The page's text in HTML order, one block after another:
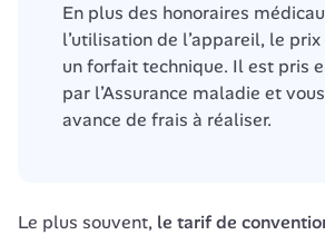
En plus des honoraires
l’utilisation de l’appareil, le prix
un forfait technique. Il est pris
par l’Assurance maladie et
avance de frais à réaliser.
Le plus souvent, le tarif de